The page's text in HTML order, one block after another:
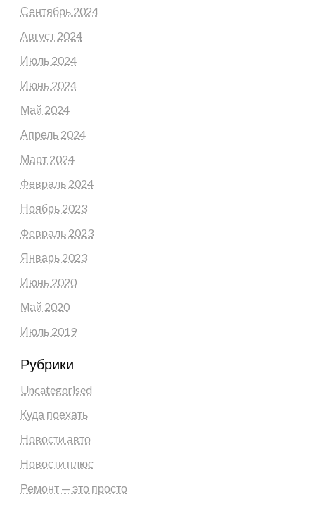
Сентябрь 2024
Август 2024
Июль 2024
Июнь 2024
Май 2024
Апрель 2024
Март 2024
Февраль 2024
Ноябрь 2023
Февраль 2023
Январь 2023
Июнь 2020
Май 2020
Июль 2019
Рубрики
Uncategorised
Куда поехать
Новости авто
Новости плюс
Ремонт — это просто